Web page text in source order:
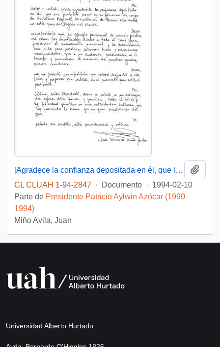
[Agradece la confianza depositada en él, que le posibilito servir en su gobierno]
CL CLUAH 1-94-2847 · Documento · 1994-02-10
Parte de Presidente Patricio Aylwin Azócar (1990-
1994)
Miño Avila, Juan
Universidad Alberto Hurtado